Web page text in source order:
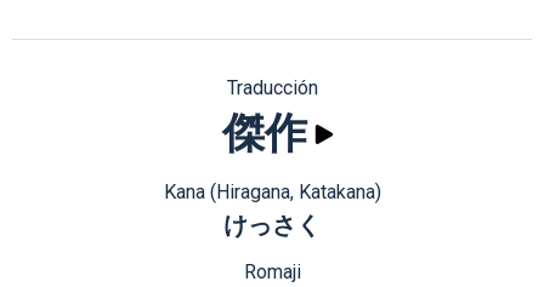
Traducción
傑作
Kana (Hiragana, Katakana)
けっさく
Romaji